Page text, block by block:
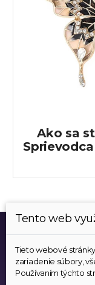
Ako sa
Všetok tovar
Tento web
Tieto webové
zariadenie súbory,
Používaním týchto